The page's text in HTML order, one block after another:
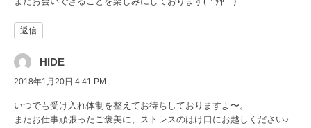
返信
HIDE
2018年1月20日 4:41 PM
いつでも受け入れ体制を整えてお待ちしておりますよ〜。
またお仕事頑張ったご褒美に、ストレスのはけ口にお越しください♪